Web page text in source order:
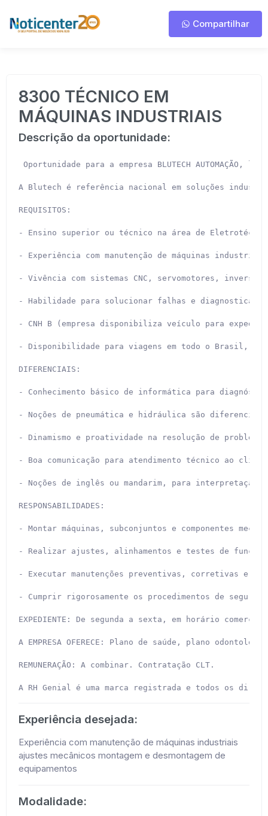
Compartilhar
8300 TÉCNICO EM
MÁQUINAS INDUSTRIAIS
Descrição da oportunidade:
Oportunidade para a empresa BLUTECH
A Blutech é referência nacional em soluções
REQUISITOS:
- Ensino superior ou técnico na área de
- Experiência com manutenção de máquinas
- Vivência com sistemas CNC, servomotores,
- Habilidade para solucionar falhas e diagnosticar
- CNH B (empresa disponibiliza veículo para
- Disponibilidade para viagens em todo o Brasil,
DIFERENCIAIS:
- Conhecimento básico de informática para
- Noções de pneumática e hidráulica são
- Dinamismo e proatividade na resolução de
- Boa comunicação para atendimento técnico ao
- Noções de inglês ou mandarim, para interpretação
RESPONSABILIDADES:
- Montar máquinas, subconjuntos e componentes
- Realizar ajustes, alinhamentos e testes de
- Executar manutenções preventivas, corretivas e
- Cumprir rigorosamente os procedimentos de
EXPEDIENTE: De segunda a sexta, em horário
A EMPRESA OFERECE: Plano de saúde, plano
REMUNERAÇÃO: A combinar. Contratação CLT.
A RH Genial é uma marca registrada e todos os
Experiência desejada:
Experiência com manutenção de máquinas industriais
ajustes mecânicos montagem e desmontagem de
equipamentos
Modalidade: